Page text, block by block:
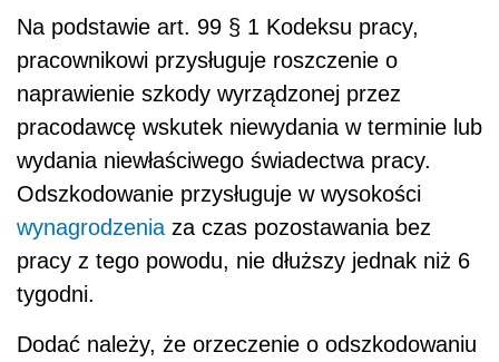
Na podstawie art. 99 § 1 Kodeksu pracy,
pracownikowi przysługuje roszczenie o
naprawienie szkody wyrządzonej przez
pracodawcę wskutek niewydania w terminie lub
wydania niewłaściwego świadectwa pracy.
Odszkodowanie przysługuje w wysokości
wynagrodzenia za czas pozostawania bez
pracy z tego powodu, nie dłuższy jednak niż 6
tygodni.
Dodać należy, że orzeczenie o odszkodowaniu